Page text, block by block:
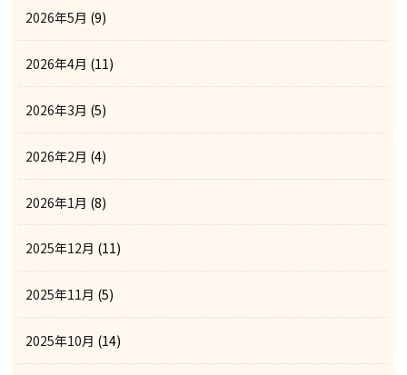
2026年5月 (9)
2026年4月 (11)
2026年3月 (5)
2026年2月 (4)
2026年1月 (8)
2025年12月 (11)
2025年11月 (5)
2025年10月 (14)